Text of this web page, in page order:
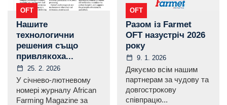
OFT
Нашите
технологични
решения също
привлякоха...
25. 2. 2026
У січнево-лютневому
номері журналу African
Farming Magazine за
OFT
Разом із Farmet
OFT назустріч 2026
року
9. 1. 2026
Дякуємо всім нашим
партнерам за чудову та
довгострокову
співпрацю...